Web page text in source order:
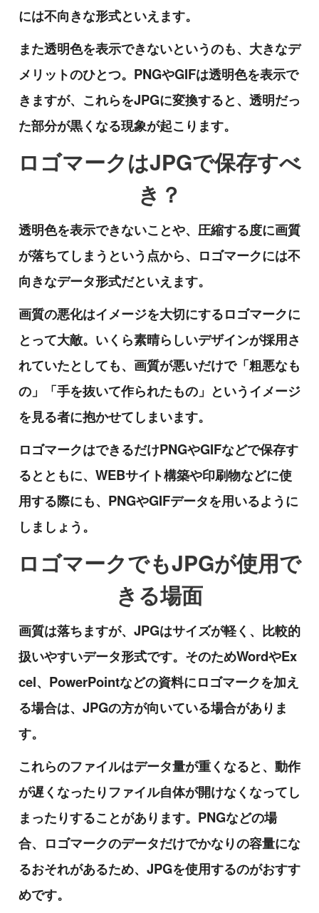
には不向きな形式といえます。
また透明色を表示できないというのも、大きなデ
メリットのひとつ。PNGやGIFは透明色を表示で
きますが、これらをJPGに変換すると、透明だっ
た部分が黒くなる現象が起こります。
ロゴマークはJPGで保存すべ
き？
透明色を表示できないことや、圧縮する度に画質
が落ちてしまうという点から、ロゴマークには不
向きなデータ形式だといえます。
画質の悪化はイメージを大切にするロゴマークに
とって大敵。いくら素晴らしいデザインが採用さ
れていたとしても、画質が悪いだけで「粗悪なも
の」「手を抜いて作られたもの」というイメージ
を見る者に抱かせてしまいます。
ロゴマークはできるだけPNGやGIFなどで保存す
るとともに、WEBサイト構築や印刷物などに使
用する際にも、PNGやGIFデータを用いるように
しましょう。
ロゴマークでもJPGが使用で
きる場面
画質は落ちますが、JPGはサイズが軽く、比較的
扱いやすいデータ形式です。そのためWordやEx
cel、PowerPointなどの資料にロゴマークを加え
る場合は、JPGの方が向いている場合がありま
す。
これらのファイルはデータ量が重くなると、動作
が遅くなったりファイル自体が開けなくなってし
まったりすることがあります。PNGなどの場
合、ロゴマークのデータだけでかなりの容量にな
るおそれがあるため、JPGを使用するのがおすす
めです。